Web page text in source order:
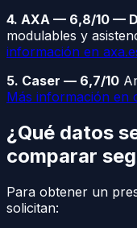
4. AXA — 6,8/10 —
modulables y
información en
5. Caser — 6,7/10
Más información en
¿Qué datos
comparar
Para obtener un
solicitan: